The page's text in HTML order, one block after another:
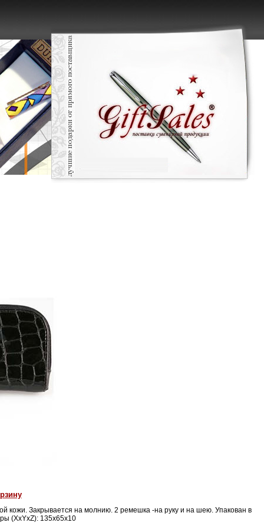
кожи. Закрывается на молнию. 2 ремешка -на руку и на шею. Упакован в
(XxYxZ): 135x65x10